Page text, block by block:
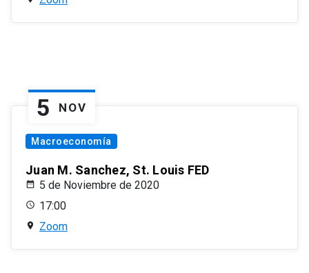
5 NOV
Macroeconomía
Juan M. Sanchez, St. Louis FED
5 de Noviembre de 2020
17:00
Zoom